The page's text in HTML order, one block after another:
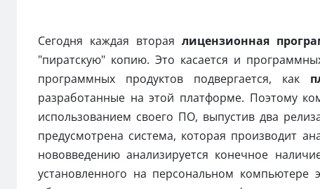
Сегодня каждая вторая лицензионная
"пиратскую" копию. Это касается и
программных продуктов подвергается, как
разработанные на этой платформе. Поэтому
использованием своего ПО, выпустив два
предусмотрена система, которая производит
нововведению анализируется конечное
установленного на персональном компьютере